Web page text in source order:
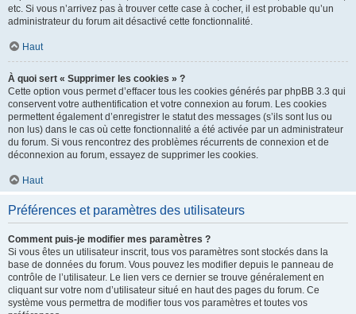
etc. Si vous n’arrivez pas à trouver cette case à cocher, il est probable qu’un
administrateur du forum ait désactivé cette fonctionnalité.
Haut
À quoi sert « Supprimer les cookies » ?
Cette option vous permet d’effacer tous les cookies générés par phpBB 3.3 qui
conservent votre authentification et votre connexion au forum. Les cookies
permettent également d’enregistrer le statut des messages (s’ils sont lus ou
non lus) dans le cas où cette fonctionnalité a été activée par un administrateur
du forum. Si vous rencontrez des problèmes récurrents de connexion et de
déconnexion au forum, essayez de supprimer les cookies.
Haut
Préférences et paramètres des utilisateurs
Comment puis-je modifier mes paramètres ?
Si vous êtes un utilisateur inscrit, tous vos paramètres sont stockés dans la
base de données du forum. Vous pouvez les modifier depuis le panneau de
contrôle de l’utilisateur. Le lien vers ce dernier se trouve généralement en
cliquant sur votre nom d’utilisateur situé en haut des pages du forum. Ce
système vous permettra de modifier tous vos paramètres et toutes vos